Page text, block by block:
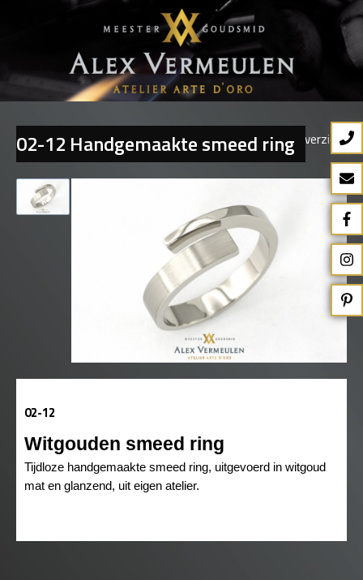
Terug naar overzicht
02-12 Handgemaakte smeed ring
02-12
Witgouden smeed ring
Tijdloze handgemaakte smeed ring, uitgevoerd in witgoud
mat en glanzend, uit eigen atelier.